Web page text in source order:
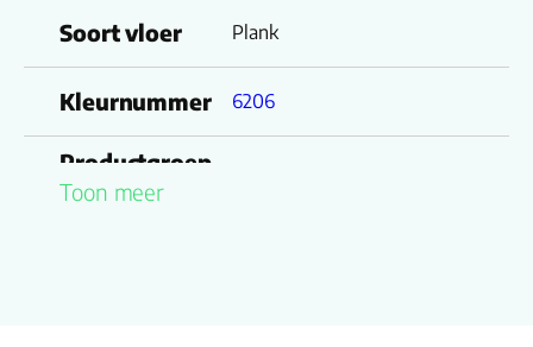
Soort vloer Plank
Kleurnummer 6206
Productgroep
naam
Toon meer